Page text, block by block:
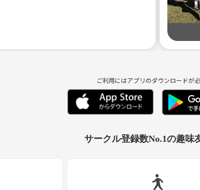
ご利用にはアプリのダウンロードが
サークル登録数No.1の趣味